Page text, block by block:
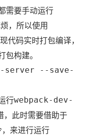
需要手动运行
，所以使用
代码实时打包编译，
包构建。
server --save-
行webpack-dev-
，此时需要借助于
来进行运行